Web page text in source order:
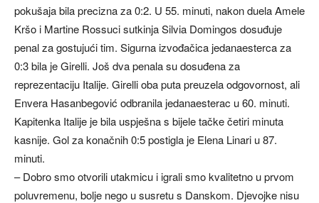
pokušaja bila precizna za 0:2. U 55. minuti, nakon duela Amele
Kršo i Martine Rossuci sutkinja Silvia Domingos dosuđuje
penal za gostujući tim. Sigurna izvođačica jedanaesterca za
0:3 bila je Girelli. Još dva penala su dosuđena za
reprezentaciju Italije. Girelli oba puta preuzela odgovornost, ali
Envera Hasanbegović odbranila jedanaesterac u 60. minuti.
Kapitenka Italije je bila uspješna s bijele tačke četiri minuta
kasnije. Gol za konačnih 0:5 postigla je Elena Linari u 87.
minuti.
– Dobro smo otvorili utakmicu i igrali smo kvalitetno u prvom
poluvremenu, bolje nego u susretu s Danskom. Djevojke nisu